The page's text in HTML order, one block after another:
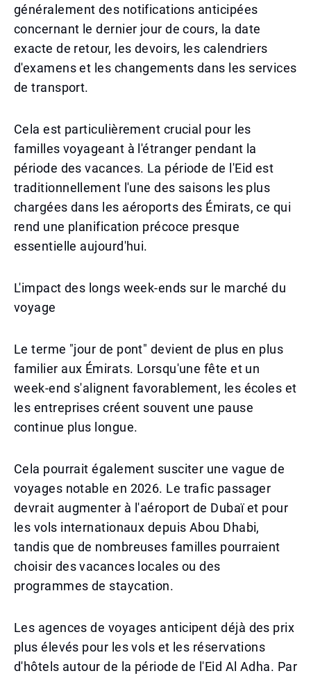
généralement des notifications anticipées
concernant le dernier jour de cours, la date
exacte de retour, les devoirs, les calendriers
d'examens et les changements dans les services
de transport.
Cela est particulièrement crucial pour les
familles voyageant à l'étranger pendant la
période des vacances. La période de l'Eid est
traditionnellement l'une des saisons les plus
chargées dans les aéroports des Émirats, ce qui
rend une planification précoce presque
essentielle aujourd'hui.
L'impact des longs week-ends sur le marché du
voyage
Le terme "jour de pont" devient de plus en plus
familier aux Émirats. Lorsqu'une fête et un
week-end s'alignent favorablement, les écoles et
les entreprises créent souvent une pause
continue plus longue.
Cela pourrait également susciter une vague de
voyages notable en 2026. Le trafic passager
devrait augmenter à l'aéroport de Dubaï et pour
les vols internationaux depuis Abou Dhabi,
tandis que de nombreuses familles pourraient
choisir des vacances locales ou des
programmes de staycation.
Les agences de voyages anticipent déjà des prix
plus élevés pour les vols et les réservations
d'hôtels autour de la période de l'Eid Al Adha. Par